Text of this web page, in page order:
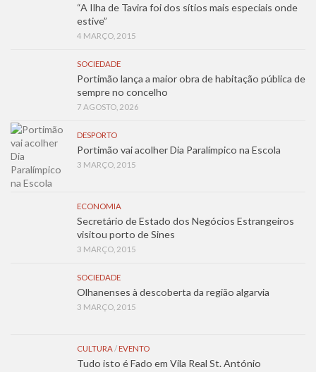
“A Ilha de Tavira foi dos sítios mais especiais onde
estive”
4 MARÇO, 2015
SOCIEDADE
Portimão lança a maior obra de habitação pública de
sempre no concelho
7 AGOSTO, 2026
DESPORTO
Portimão vai acolher Dia Paralímpico na Escola
3 MARÇO, 2015
ECONOMIA
Secretário de Estado dos Negócios Estrangeiros
visitou porto de Sines
3 MARÇO, 2015
SOCIEDADE
Olhanenses à descoberta da região algarvia
3 MARÇO, 2015
CULTURA / EVENTO
Tudo isto é Fado em Vila Real St. António